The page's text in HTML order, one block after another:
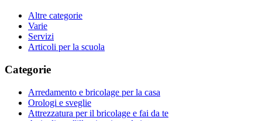
Altre categorie
Varie
Servizi
Articoli per la scuola
Categorie
Arredamento e bricolage per la casa
Orologi e sveglie
Attrezzatura per il bricolage e fai da te